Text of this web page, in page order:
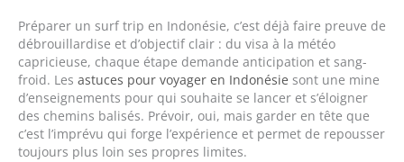
Préparer un surf trip en Indonésie, c’est déjà faire preuve de
débrouillardise et d’objectif clair : du visa à la météo
capricieuse, chaque étape demande anticipation et sang-
froid. Les astuces pour voyager en Indonésie sont une mine
d’enseignements pour qui souhaite se lancer et s’éloigner
des chemins balisés. Prévoir, oui, mais garder en tête que
c’est l’imprévu qui forge l’expérience et permet de repousser
toujours plus loin ses propres limites.